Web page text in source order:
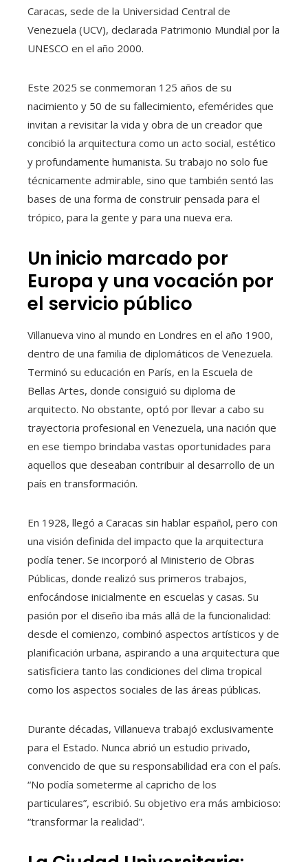
Caracas, sede de la Universidad Central de
Venezuela (UCV), declarada Patrimonio Mundial por la
UNESCO en el año 2000.
Este 2025 se conmemoran 125 años de su
nacimiento y 50 de su fallecimiento, efemérides que
invitan a revisitar la vida y obra de un creador que
concibió la arquitectura como un acto social, estético
y profundamente humanista. Su trabajo no solo fue
técnicamente admirable, sino que también sentó las
bases de una forma de construir pensada para el
trópico, para la gente y para una nueva era.
Un inicio marcado por
Europa y una vocación por
el servicio público
Villanueva vino al mundo en Londres en el año 1900,
dentro de una familia de diplomáticos de Venezuela.
Terminó su educación en París, en la Escuela de
Bellas Artes, donde consiguió su diploma de
arquitecto. No obstante, optó por llevar a cabo su
trayectoria profesional en Venezuela, una nación que
en ese tiempo brindaba vastas oportunidades para
aquellos que deseaban contribuir al desarrollo de un
país en transformación.
En 1928, llegó a Caracas sin hablar español, pero con
una visión definida del impacto que la arquitectura
podía tener. Se incorporó al Ministerio de Obras
Públicas, donde realizó sus primeros trabajos,
enfocándose inicialmente en escuelas y casas. Su
pasión por el diseño iba más allá de la funcionalidad:
desde el comienzo, combinó aspectos artísticos y de
planificación urbana, aspirando a una arquitectura que
satisficiera tanto las condiciones del clima tropical
como los aspectos sociales de las áreas públicas.
Durante décadas, Villanueva trabajó exclusivamente
para el Estado. Nunca abrió un estudio privado,
convencido de que su responsabilidad era con el país.
“No podía someterme al capricho de los
particulares”, escribió. Su objetivo era más ambicioso:
“transformar la realidad”.